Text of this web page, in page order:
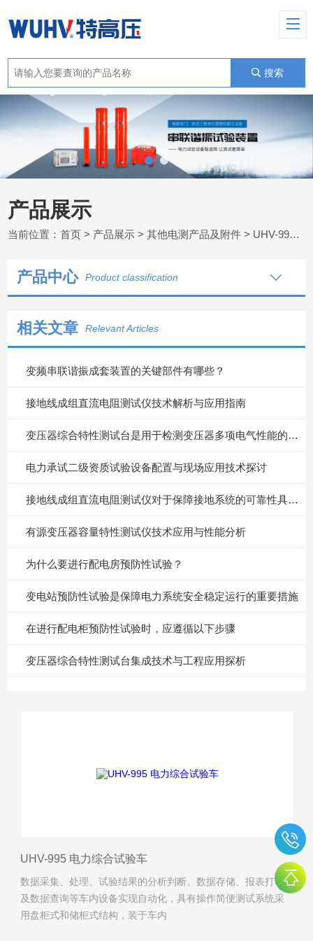
搜索
产品展示
当前位置：首页 > 产品展示 >其他电测产品及附件 > UHV-995 电力综合试验车
产品中心 Product classification
相关文章 Relevant Articles
变频串联谐振成套装置的关键部件有哪些？
接地线成组直流电阻测试仪技术解析与应用指南
变压器综合特性测试台是用于检测变压器多项电气性能的重要设备
电力承试二级资质试验设备配置与现场应用技术探讨
接地线成组直流电阻测试仪对于保障接地系统的可靠性具有重要意义
有源变压器容量特性测试仪技术应用与性能分析
为什么要进行配电房预防性试验？
变电站预防性试验是保障电力系统安全稳定运行的重要措施
在进行配电柜预防性试验时，应遵循以下步骤
变压器综合特性测试台集成技术与工程应用探析
UHV-995 电力综合试验车
数据采集、处理、试验结果的分析判断、数据存储、报表打印
及数据查询等车内设备实现自动化，具有操作简便测试系统采
用盘柜式和储柜式结构，装于车内